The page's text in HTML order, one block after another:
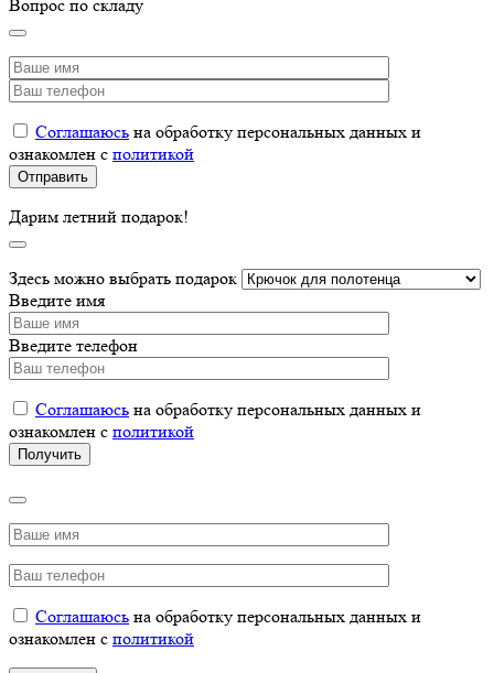
Вопрос по складу
Соглашаюсь на обработку персональных данных и
ознакомлен с политикой
Дарим летний подарок!
Здесь можно выбрать подарок
Введите имя
Введите телефон
Соглашаюсь на обработку персональных данных и
ознакомлен с политикой
Соглашаюсь на обработку персональных данных и
ознакомлен с политикой